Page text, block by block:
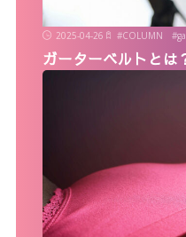
2025-04-26 #COLUMN #
ガーターベルトとは